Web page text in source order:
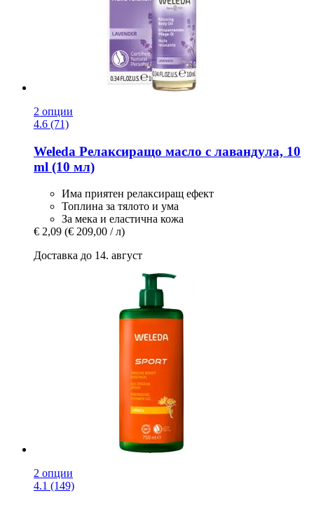
2 опции
4.6 (71)
Weleda Релаксиращо масло с лавандула, 10
ml (10 мл)
Има приятен релаксиращ ефект
Топлина за тялото и ума
За мека и еластична кожа
€ 2,09 (€ 209,00 / л)
Доставка до 14. август
2 опции
4.1 (149)